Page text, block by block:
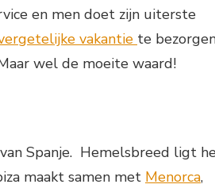
en men doet zijn uiterste
vakantie te
wel de moeite waard!
Spanje. Hemelsbreed ligt
maakt samen met Menorca,